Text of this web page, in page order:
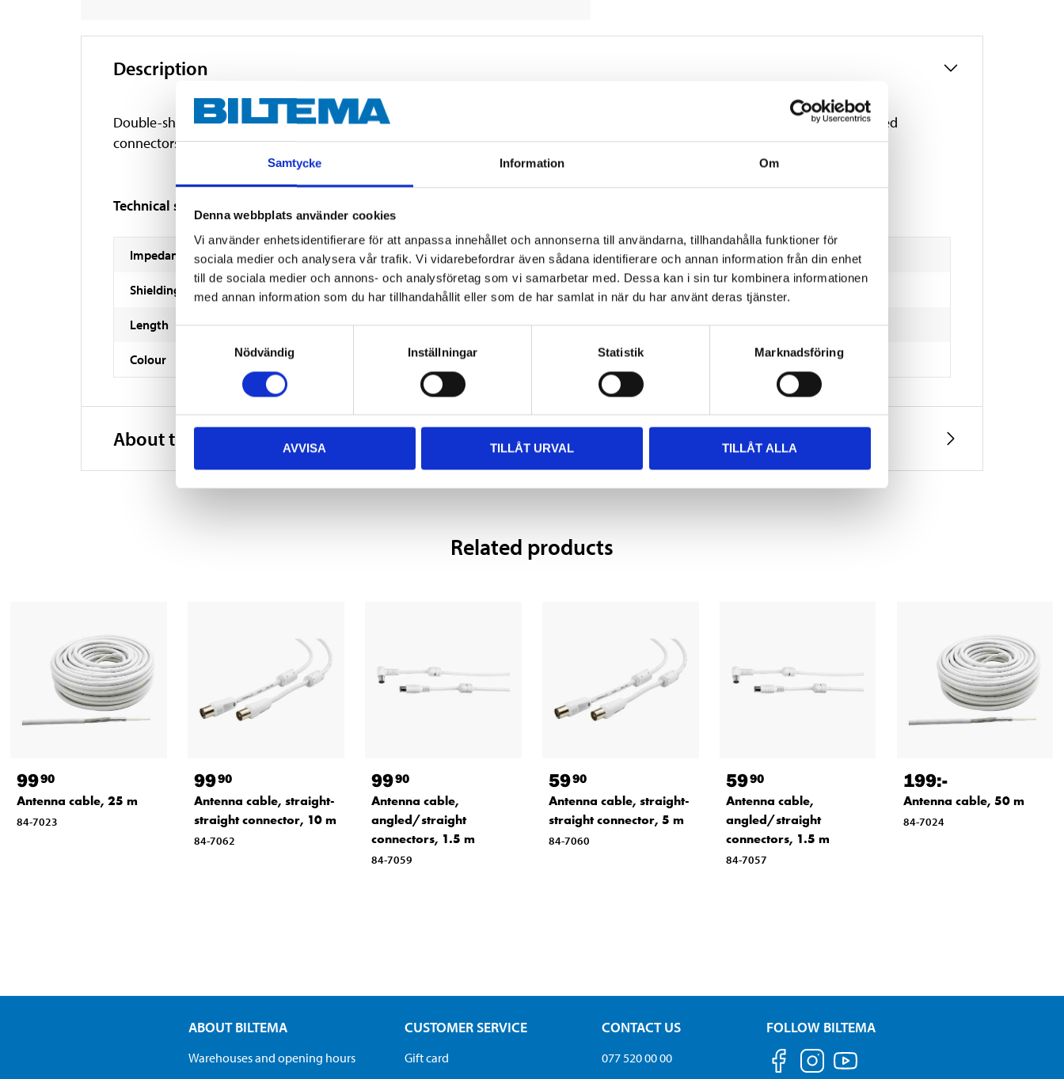
Samtycke Information Om
Denna webbplats använder cookies
Vi använder enhetsidentifierare för att anpassa innehållet och annonserna till användarna, tillhandahålla funktioner för
sociala medier och analysera vår trafik. Vi vidarebefordrar även sådana identifierare och annan information från din enhet
till de sociala medier och annons- och analysföretag som vi samarbetar med. Dessa kan i sin tur kombinera informationen
med annan information som du har tillhandahållit eller som de har samlat in när du har använt deras tjänster.
Nödvändig
Inställningar Statistik Marknadsföring
AVVISA TILLÅT URVAL TILLÅT ALLA
Description
Double-shielded coaxial cable with F-connector, Male-Male. For connection to set-top box and TV/SAT antenna socket. Nickel-plated
connectors. Aluminium shielding + mesh.
Technical specifications
Impedance 75 Ω
Shielding effectiveness >75 dB
Length 50 m
Colour
About the manufacturer
Related products
9990
Antenna cable, 25 m
84-7023
9990
Antenna cable, straight-
straight connector, 10 m
84-7062
9990
Antenna cable,
angled/straight
connectors, 1.5 m
84-7059
5990
Antenna cable, straight-
straight connector, 5 m
84-7060
5990
Antenna cable,
angled/straight
connectors, 1.5 m
84-7057
199:-
Antenna cable, 50 m
84-7024
ABOUT BILTEMA
Warehouses and opening hours
CUSTOMER SERVICE
Gift card
CONTACT US
077 520 00 00
FOLLOW BILTEMA